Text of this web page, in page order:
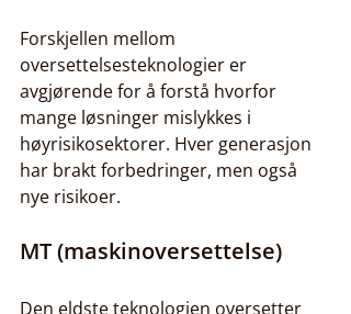
Forskjellen mellom
oversettelsesteknologier er
avgjørende for å forstå hvorfor
mange løsninger mislykkes i
høyrisikosektorer. Hver generasjon
har brakt forbedringer, men også
nye risikoer.
MT (maskinoversettelse)
Den eldste teknologien oversetter